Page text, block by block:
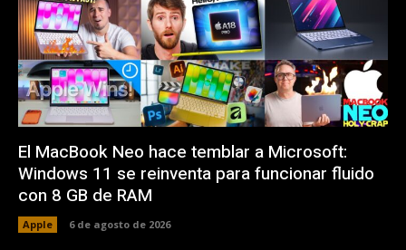
El MacBook Neo hace temblar a Microsoft:
Windows 11 se reinventa para funcionar fluido
con 8 GB de RAM
Apple 6 de agosto de 2026